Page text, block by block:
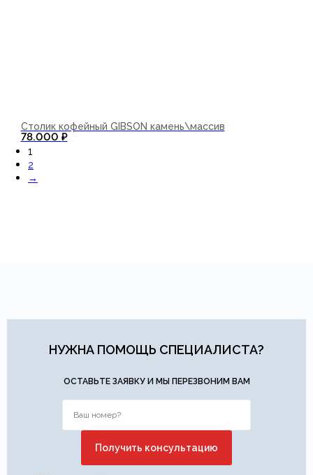
Столик кофейный GIBSON камень\массив
78.000 ₽
1
2
→
НУЖНА ПОМОЩЬ СПЕЦИАЛИСТА?
ОСТАВЬТЕ ЗАЯВКУ И МЫ ПЕРЕЗВОНИМ ВАМ